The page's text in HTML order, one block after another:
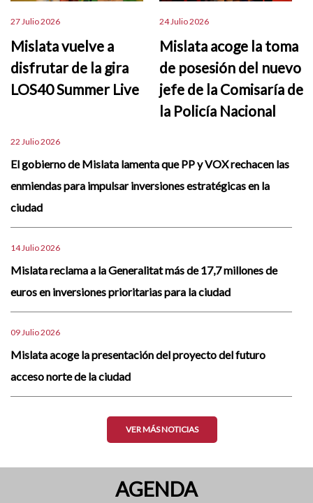
27 Julio 2026
Mislata vuelve a
disfrutar de la gira
LOS40 Summer Live
24 Julio 2026
Mislata acoge la toma
de posesión del nuevo
jefe de la Comisaría de
la Policía Nacional
22 Julio 2026
El gobierno de Mislata lamenta que PP y VOX rechacen las
enmiendas para impulsar inversiones estratégicas en la
ciudad
14 Julio 2026
Mislata reclama a la Generalitat más de 17,7 millones de
euros en inversiones prioritarias para la ciudad
09 Julio 2026
Mislata acoge la presentación del proyecto del futuro
acceso norte de la ciudad
VER MÁS NOTICIAS
AGENDA